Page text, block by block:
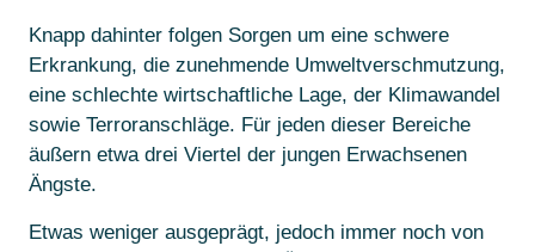
Knapp dahinter folgen Sorgen um eine schwere
Erkrankung, die zunehmende Umweltverschmutzung,
eine schlechte wirtschaftliche Lage, der Klimawandel
sowie Terroranschläge. Für jeden dieser Bereiche
äußern etwa drei Viertel der jungen Erwachsenen
Ängste.
Etwas weniger ausgeprägt, jedoch immer noch von